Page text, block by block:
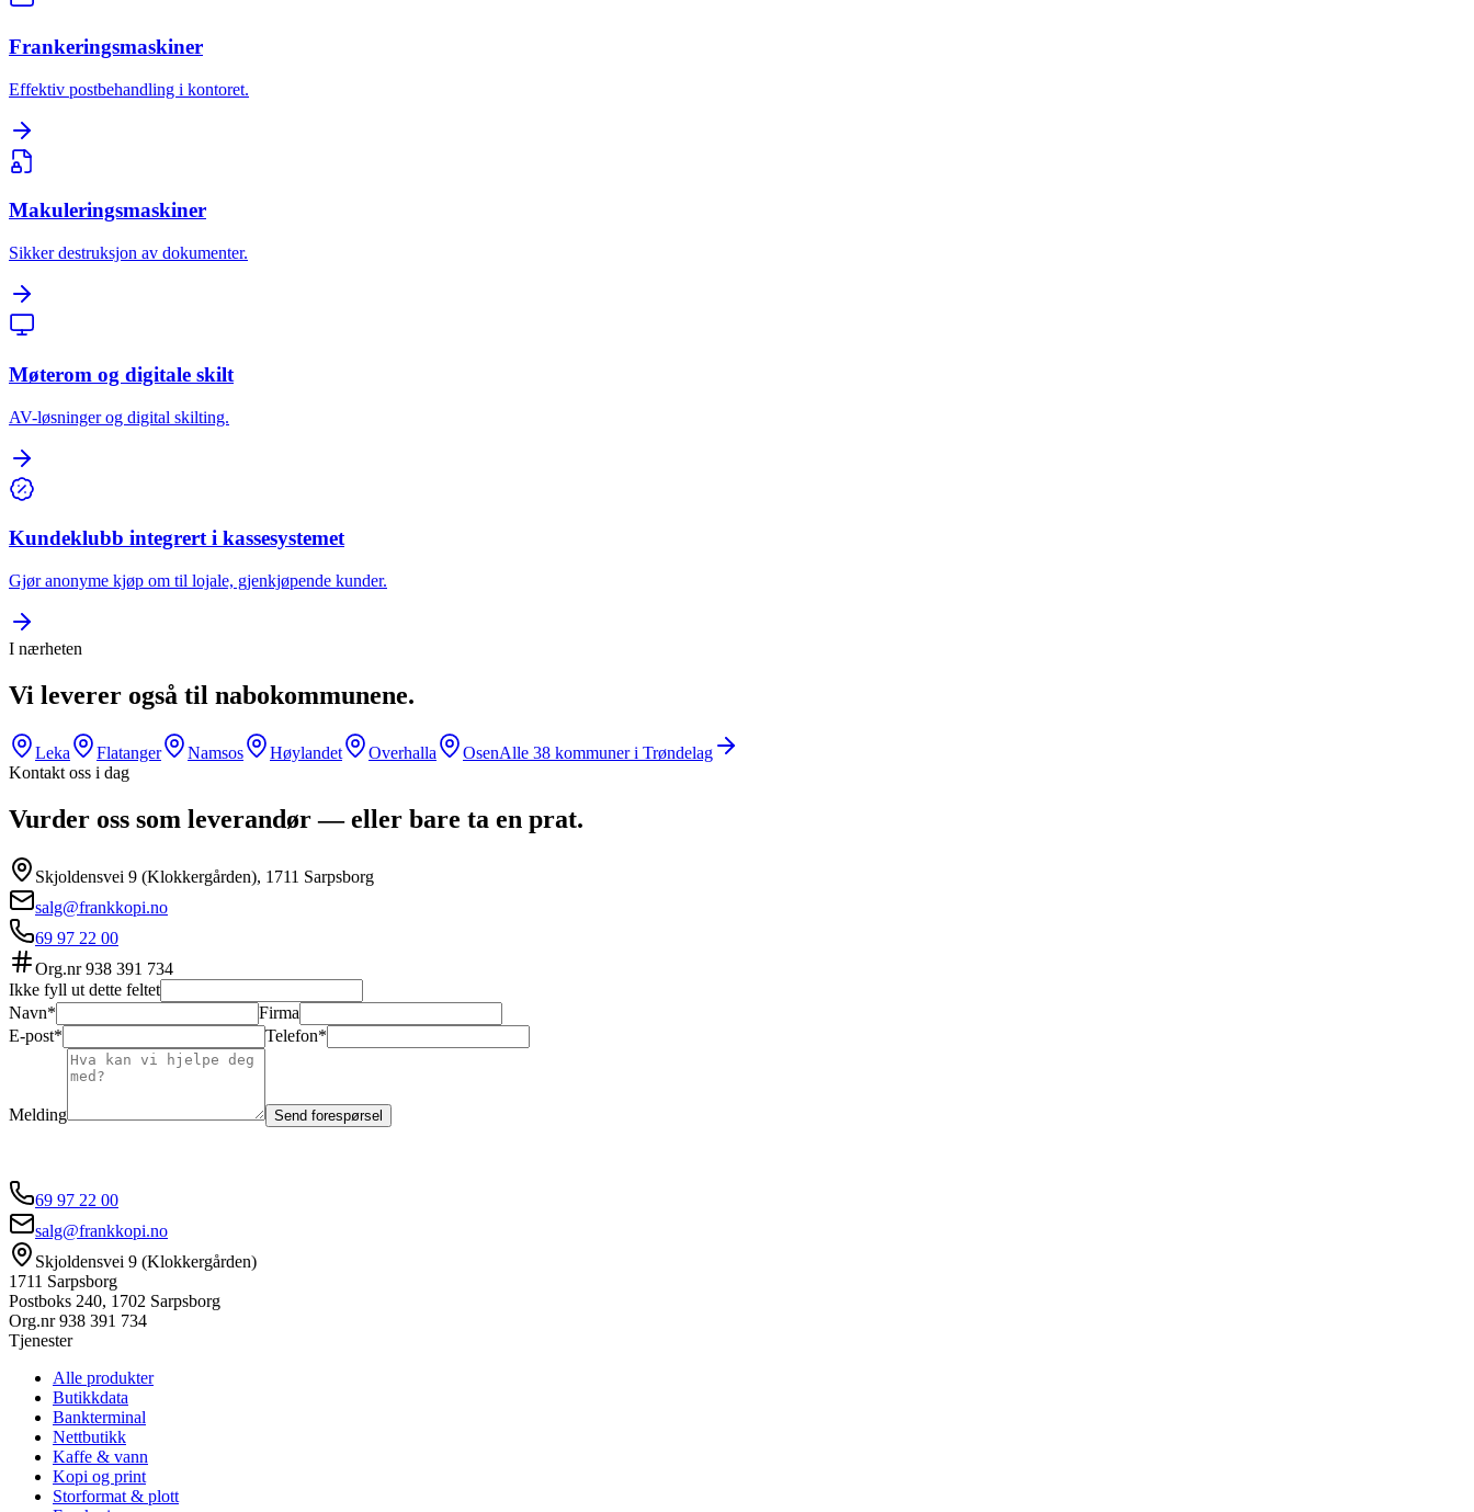
Frankeringsmaskiner
Effektiv postbehandling i kontoret.
Makuleringsmaskiner
Sikker destruksjon av dokumenter.
Møterom og digitale skilt
AV-løsninger og digital skilting.
Kundeklubb integrert i kassesystemet
Gjør anonyme kjøp om til lojale, gjenkjøpende kunder.
I nærheten
Vi leverer også til nabokommunene.
Leka Flatanger Namsos Høylandet Overhalla OsenAlle 38 kommuner i Trøndelag
Kontakt oss i dag
Vurder oss som leverandør — eller bare ta en prat.
Skjoldensvei 9 (Klokkergården), 1711 Sarpsborg
salg@frankkopi.no
69 97 22 00
Org.nr938 391 734
Ikke fyll ut dette feltet
Navn*
Firma
E-post*
Telefon*
Melding Send forespørsel
69 97 22 00
salg@frankkopi.no
Skjoldensvei 9 (Klokkergården)
1711 Sarpsborg
Postboks 240, 1702 Sarpsborg
Org.nr938 391 734
Tjenester
Alle produkter
Butikkdata
Bankterminal
Nettbutikk
Kaffe & vann
Kopi og print
Storformat & plott